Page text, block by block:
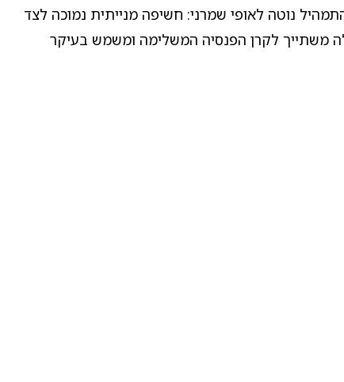
נוטה לאופי שמרני: חשיפה מנייתית נמוכה לצד
במטרה להגן על החיסכון שכבר נצבר ולצמצם את התנודתיות. מגדל מקפת משלימה לבני 60 ומעלה משתייך לקרן הפנסיה המשלימה ומשמש בעיקר